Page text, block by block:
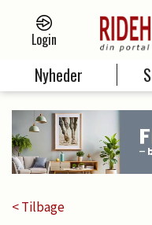
Login
Nyheder
< Tilbage